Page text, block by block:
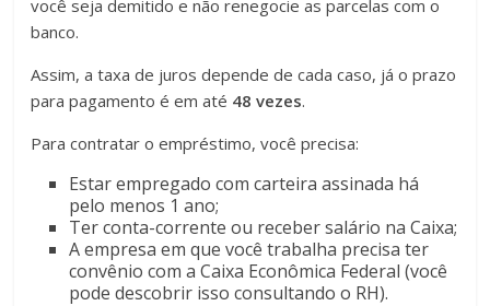
você seja demitido e não renegocie as parcelas com o
banco.
Assim, a taxa de juros depende de cada caso, já o prazo
para pagamento é em até 48 vezes.
Para contratar o empréstimo, você precisa:
Estar empregado com carteira assinada há
pelo menos 1 ano;
Ter conta-corrente ou receber salário na Caixa;
A empresa em que você trabalha precisa ter
convênio com a Caixa Econômica Federal (você
pode descobrir isso consultando o RH).